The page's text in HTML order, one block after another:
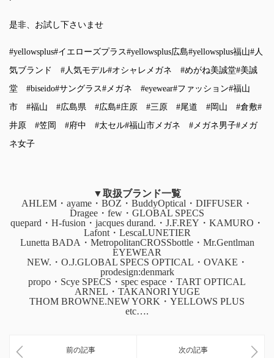
是非、お試し下さいませ
#yellowsplus#イエローズプラス#yellowsplus広島#yellowsplus福山#人
気ブランド
#人気モデル#オシャレメガネ #めがね美誠堂#美誠
堂
#biseido#サングラス#メガネ #eyewear#ファッション#福山
市
#福山 #広島県 #広島#庄原 #三原 #尾道 #岡山 #倉敷#
井原
#笠岡 #府中 #太セル#福山市メガネ #メガネ男子#メガ
ネ女子
▼取扱ブランド一覧
AHLEM・ayame・BOZ・BuddyOptical・DIFFUSER・
Dragee・few・GLOBAL SPECS
quepard・H-fusion・jacques durand.・J.F.REY・KAMURO・
Lafont・LescaLUNETIER
Lunetta BADA・MetropolitanCROSSbottle・Mr.Gentlman
EYEWEAR
NEW.・O.J.GLOBAL SPECS OPTICAL・OVAKE・
prodesign:denmark
propo・Scye SPECS・spec espace・TART OPTICAL
ARNEL・TAKANORI YUGE
THOM BROWNE.NEW YORK・YELLOWS PLUS
etc….
前の記事 次の記事